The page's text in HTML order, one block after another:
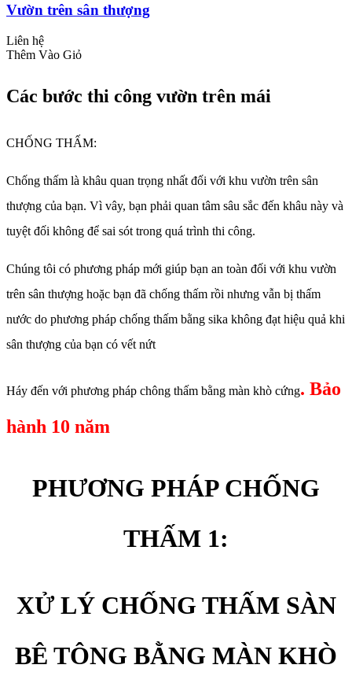
Vườn trên sân thượng
Liên hệ
Thêm Vào Giỏ
Các bước thi công vườn trên mái
CHỐNG THẤM:
Chống thấm là khâu quan trọng nhất đối với khu vườn trên sân
thượng của bạn. Vì vây, bạn phải quan tâm sâu sắc đến khâu này và
tuyệt đối không để sai sót trong quá trình thi công.
Chúng tôi có phương pháp mới giúp bạn an toàn đối với khu vườn
trên sân thượng hoặc bạn đã chống thấm rồi nhưng vẫn bị thấm
nước do phương pháp chống thấm bằng sika không đạt hiệu quả khi
sân thượng của bạn có vết nứt
Háy đến với phương pháp chông thấm bằng màn khò cứng. Bảo
hành 10 năm
PHƯƠNG PHÁP CHỐNG
THẤM 1:
XỬ LÝ CHỐNG THẤM SÀN
BÊ TÔNG BẰNG MÀN KHÒ